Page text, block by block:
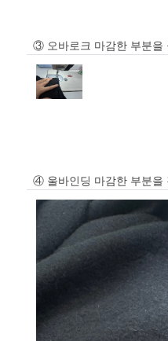
③ 오바로크 마감한 부분을
④ 울바인딩 마감한 부분을